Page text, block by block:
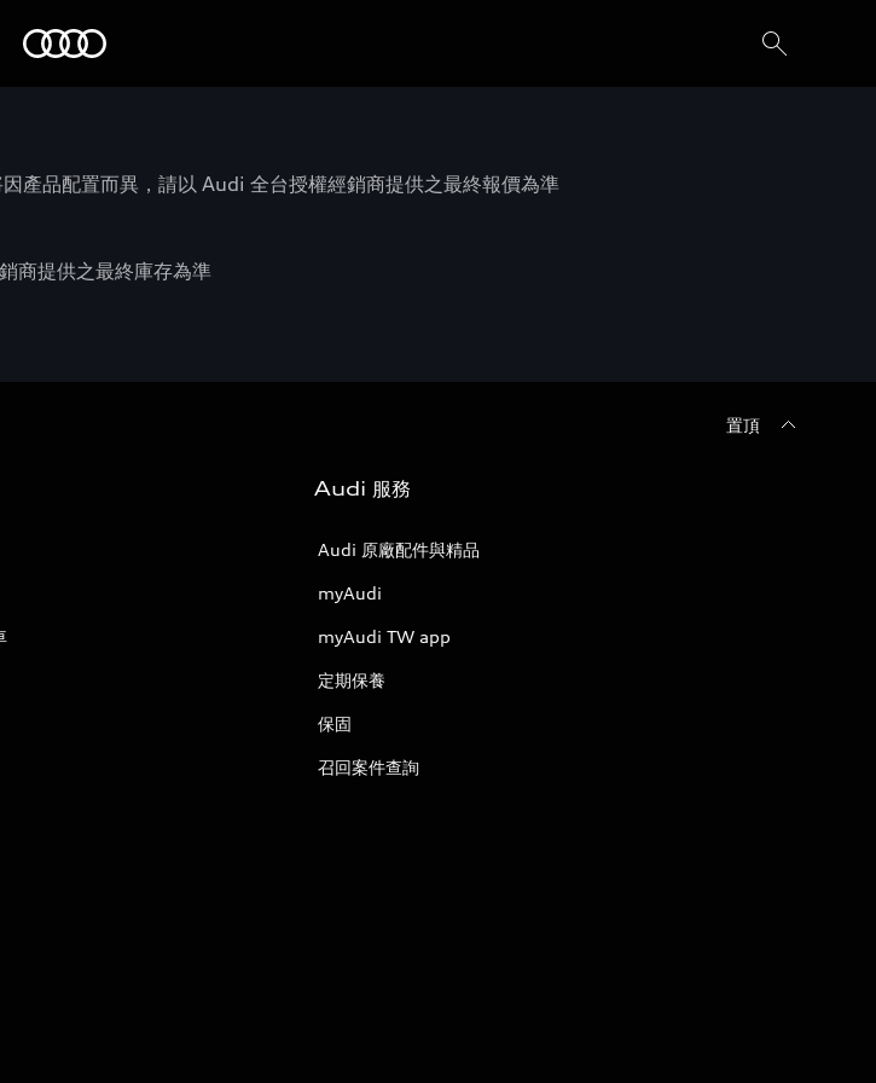
產品配置而異，請以 Audi 全台授權經銷商提供之最終報價為準
商提供之最終庫存為準
置頂
Audi 服務
Audi 原廠配件與精品
myAudi
myAudi TW app
定期保養
保固
召回案件查詢